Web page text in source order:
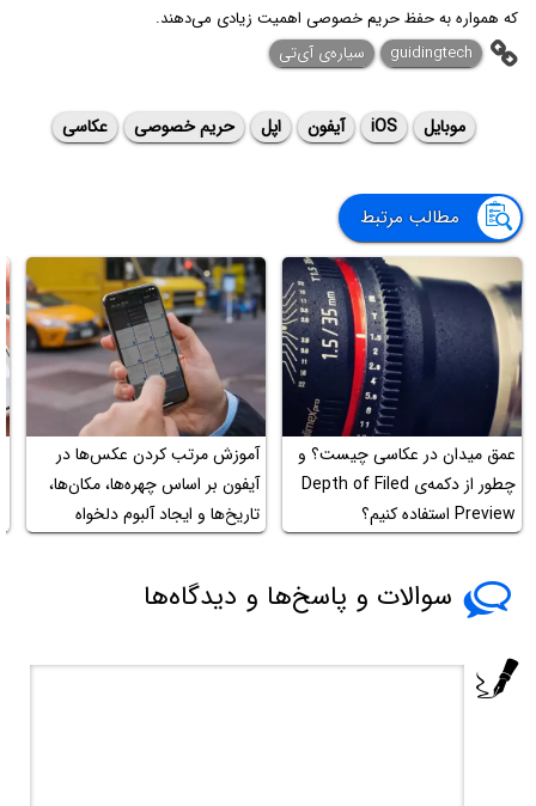
که همواره به حفظ حریم خصوصی اهمیت زیادی می‌دهند.
guidingtech
سیاره‌ی آی‌تی
موبایل iOS آیفون اپل حریم خصوصی عکاسی
مطالب مرتبط
عمق میدان در عکاسی چیست؟ و
چطور از دکمه‌ی Depth of Filed
Preview استفاده کنیم؟
آموزش مرتب کردن عکس‌ها در
آیفون بر اساس چهره‌ها، مکان‌ها،
تاریخ‌ها و ایجاد آلبوم دلخواه
سوالات و پاسخ‌ها و دیدگاه‌ها